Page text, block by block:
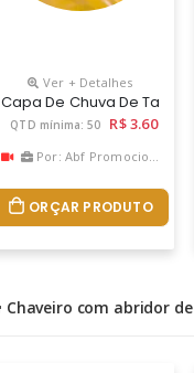
Ver + Detalhes
Capa De Chuva De
QTD mínima: 50 R$ 3.60
Por: Abf Promocional
ORÇAR PRODUTO
Chaveiro com abridor